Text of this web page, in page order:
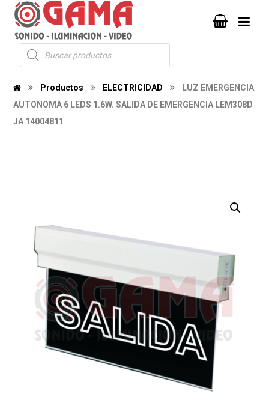
Productos ELECTRICIDAD
LUZ EMERGENCIA
AUTONOMA 6 LEDS 1.6W. SALIDA DE EMERGENCIA LEM308D
JA 14004811